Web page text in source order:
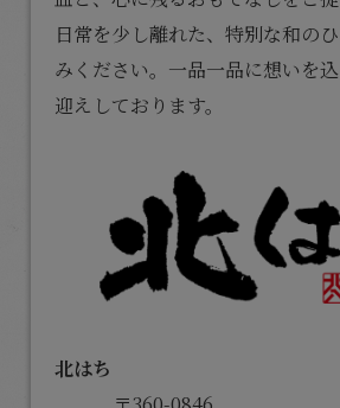
日常を少し離れた、特別な和の
みください。一品一品に想いを
迎えしております。
北はち